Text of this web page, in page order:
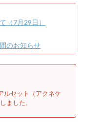
（7月29日）
のお知らせ
ルセット（アクネケ
ました。